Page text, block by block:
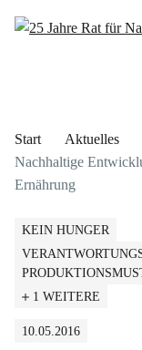
Start Aktuelles
Nachhaltige
Ernährung
KEIN HUNGER
1 WEITERE
10.05.2016